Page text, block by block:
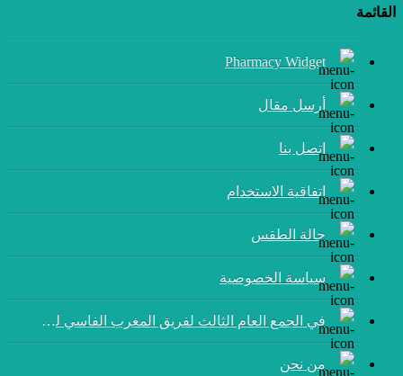
القائمة
Pharmacy Widget
أرسل مقال
إتصل بنا
اتفاقية الاستخدام
حالة الطقس
سياسة الخصوصية
في الجمع العام الثالث لفريق المغرب الفاسي لكرة القدم:
من نحن